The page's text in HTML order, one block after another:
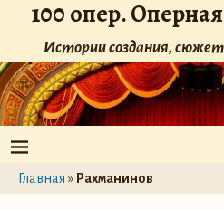
100 опер.
Истории создания,
Главная » Рахманинов